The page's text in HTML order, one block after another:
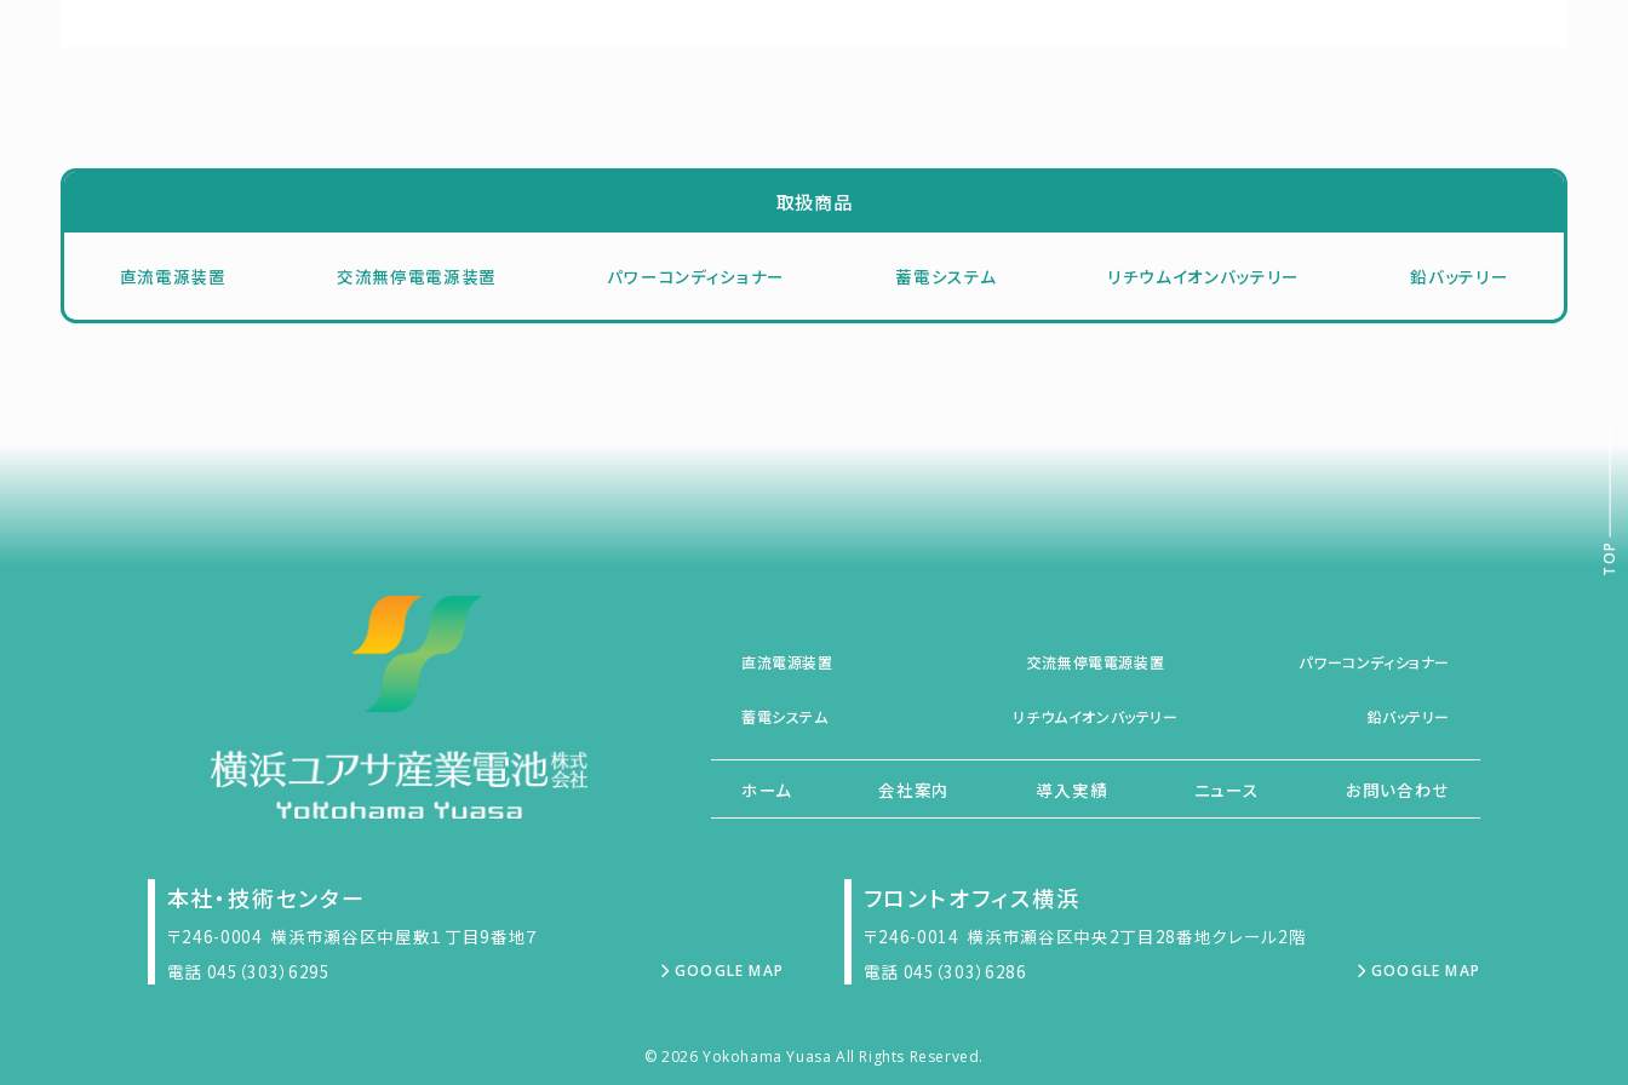
取扱商品
直流電源装置 交流無停電電源装置 パワーコンディショナー 蓄電システム リチウムイオンバッテリー 鉛バッテリー
直流電源装置 交流無停電電源装置 パワーコンディショナー
蓄電システム リチウムイオンバッテリー 鉛バッテリー
ホーム 会社案内 導入実績 ニュース お問い合わせ
本社・技術センター
〒246-0004 横浜市瀬谷区中屋敷１丁目9番地７
電話 045（303）6295
GOOGLE MAP
フロントオフィス横浜
〒246-0014 横浜市瀬谷区中央2丁目28番地クレール2階
電話 045（303）6286
GOOGLE MAP
TOP
© 2026 Yokohama Yuasa All Rights Reserved.